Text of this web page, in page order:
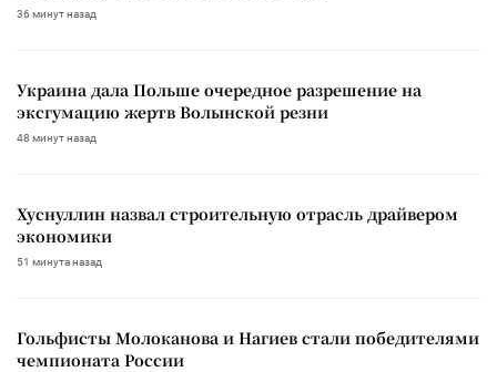
36 минут назад
Украина дала Польше очередное разрешение на
эксгумацию жертв Волынской резни
48 минут назад
Хуснуллин назвал строительную отрасль драйвером
экономики
51 минута назад
Гольфисты Молоканова и Нагиев стали победителями
чемпионата России